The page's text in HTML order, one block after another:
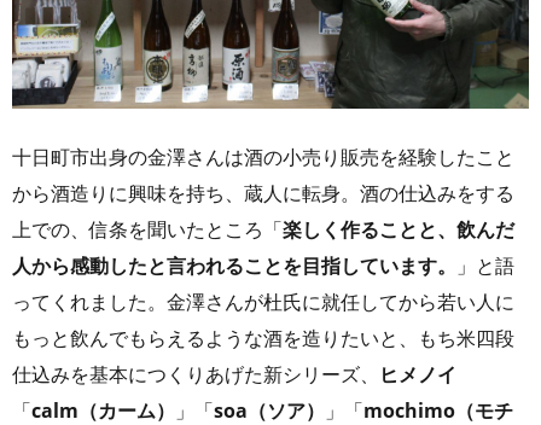
十日町市出身の金澤さんは酒の小売り販売を経験したこと
から酒造りに興味を持ち、蔵人に転身。酒の仕込みをする
上での、信条を聞いたところ「楽しく作ることと、飲んだ
人から感動したと言われることを目指しています。
」と語
ってくれました。金澤さんが杜氏に就任してから若い人に
もっと飲んでもらえるような酒を造りたいと、もち米四段
仕込みを基本につくりあげた新シリーズ、
ヒメノイ
「calm（カーム） 」「soa（ソア） 」「mochimo（モチ